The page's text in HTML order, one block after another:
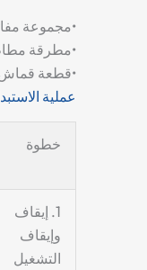
•مجموعة
•مطرقة
•قطعة قماش
عملية
خطوة
1. إيقاف
وإيقاف
التشغيل